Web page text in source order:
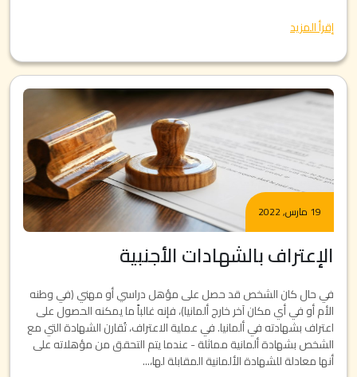
إقرأ المزيد
19 مارس, 2022
الإعتراف بالشهادات الأجنبية
في حال كان الشخص قد حصل على مؤهل دراسي أو مهني (في وطنه
الأم أو في أي مكان آخر خارج ألمانيا)، فإنه غالباً ما يمكنه الحصول على
اعتراف بشهادته في ألمانيا. في عملية الاعتراف، تُقارن الشهادة التي مع
الشخص بشهادة ألمانية مماثلة - عندما يتم التحقق من مؤهلاته على
أنها معادلة للشهادة الألمانية المقابلة لها،...